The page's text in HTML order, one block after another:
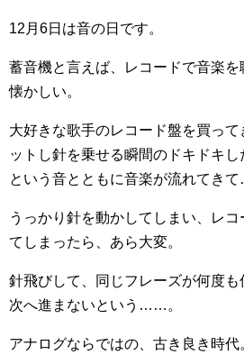
12月6日は音の日です。
蓄音機と言えば、レコードで音楽を
懐かしい。
大好きな歌手のレコード盤を買っ
ットし針を乗せる瞬間のドキドキ
という音とともに音楽が流れてき
うっかり針を動かしてしまい、レ
てしまったら、あら大変。
針飛びして、同じフレーズが何度も
次へ進まないという……。
アナログならではの、古き良き時代